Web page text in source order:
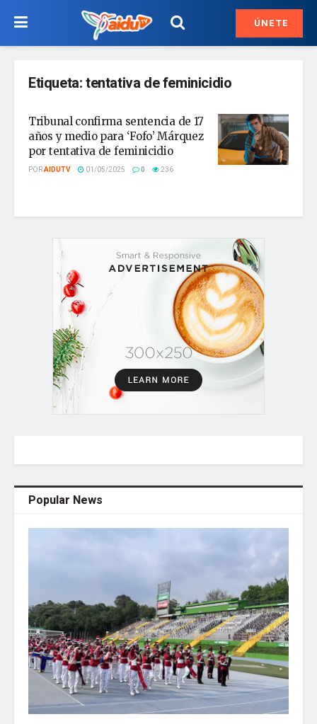
ÚNETE
Etiqueta:tentativa de feminicidio
Tribunal confirma sentencia de 17
años y medio para ‘Fofo’ Márquez
por tentativa de feminicidio
PORAIDUTV 01/05/2025 0 236
Popular News